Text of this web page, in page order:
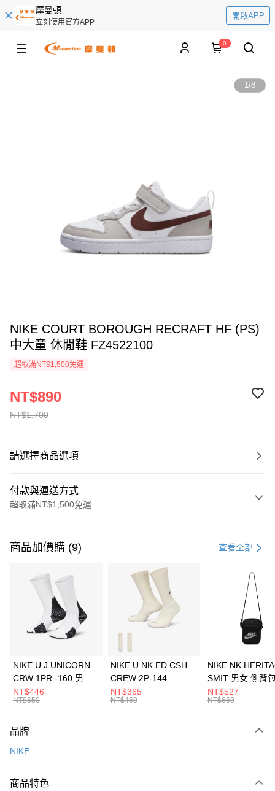
摩曼頓
立刻使用官方APP
開啟APP
0
1/8
NIKE COURT BOROUGH RECRAFT HF (PS)
中大童 休閒鞋 FZ4522100
超取滿NT$1,500免運
NT$1,700
NT$890
請選擇商品選項
付款與運送方式
超取滿NT$1,500免運
信用卡一次付款
3 期 0 利率 每期 21家銀行
合作金庫商業銀行
第一商業銀行
華南商業銀行
彰化商業銀行
上海商業儲蓄銀行
元大商業銀行
台灣樂天信用卡公司
Apple Pay
全盈+PAY
AFTEE先享後付
【關於「AFTEE先享後付」】
便利好安心！
３．安心：先確認商品／服務後，再付款。
運送方式
每筆NT$100，滿NT$1,500(含以上)免運費
商品加價購 (9) 查看全部
NIKE U J UNICORN
CRW 1PR -160 男女
中統襪 FZ3393100
NT$446
NT$550
NIKE U NK ED CSH
CREW 2P-144
EMBRDY 男女 短統襪
FZ3073133
NT$365
NT$450
NIKE NK
SMIT 男女 側背
BA5871010
NT$527
NT$650
品牌
NIKE
商品特色